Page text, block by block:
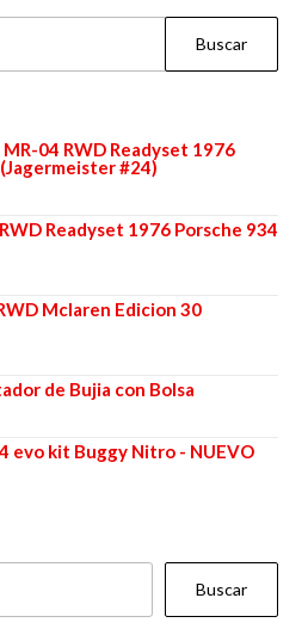
04 RWD Readyset 1976
#24)
precioReadyset 1976 Porsche 934
$4,600.00.
Mclaren Edicion 30
de Bujia con Bolsa
evo kit Buggy Nitro - NUEVO
Buscar